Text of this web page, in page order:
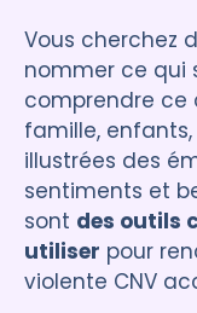
Vous cherchez
nommer ce qui
comprendre ce
famille,
illustrées des
sentiments et
sont des outils
utiliser pour
violente CNV